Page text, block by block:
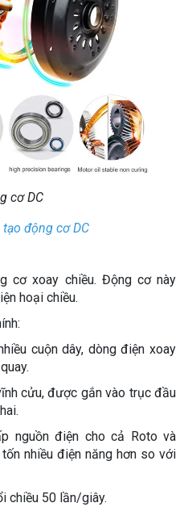
cơ DC
tạo động cơ DC
cơ xoay chiều. Động cơ này
hoại chiều.
cuộn dây, dòng điện xoay
cửu, được gắn vào trục đầu
nguồn điện cho cả Roto và
nhiều điện năng hơn so với
chiều 50 lần/giây.